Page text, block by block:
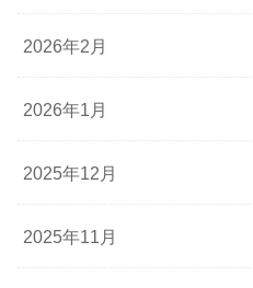
2026年2月
2026年1月
2025年12月
2025年11月